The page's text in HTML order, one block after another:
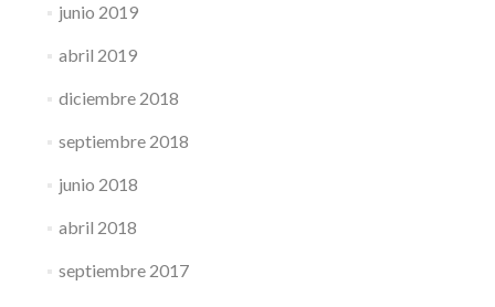
junio 2019
abril 2019
diciembre 2018
septiembre 2018
junio 2018
abril 2018
septiembre 2017